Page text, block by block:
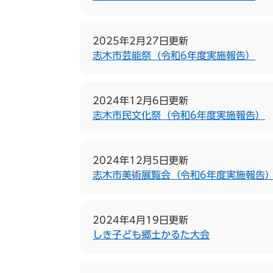
2025年2月27日更新
志木市芸能祭（令和6年度実施報告）
2024年12月6日更新
志木市民文化祭（令和6年度実施報告）
2024年12月5日更新
志木市美術展覧会（令和6年度実施報告
2024年4月19日更新
しき子ども郷土かるた大会